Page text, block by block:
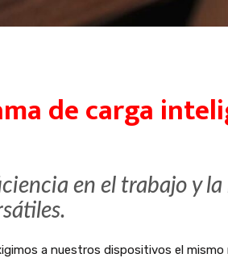
de carga
en el trabajo y
a nuestros dispositivos el mismo